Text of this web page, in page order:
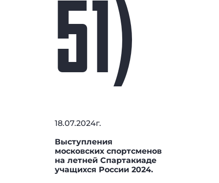
51)
18.07.2024г.
Выступления
московских спортсменов
на летней Спартакиаде
учащихся России 2024.